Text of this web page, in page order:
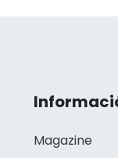
Magazine